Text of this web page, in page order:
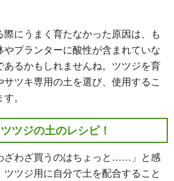
にうまく育たなかった原因は、も
やプランターに酸性が含まれていな
あるかもしれませんね。ツツジを育
ツキ専用の土を選び、使用するこ
。
ツジの土のレシピ！
ざわざ買うのはちょっと……」と感
ツツジ用に自分で土を配合すること